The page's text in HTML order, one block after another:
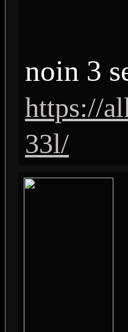
noin 3
https://
33l/